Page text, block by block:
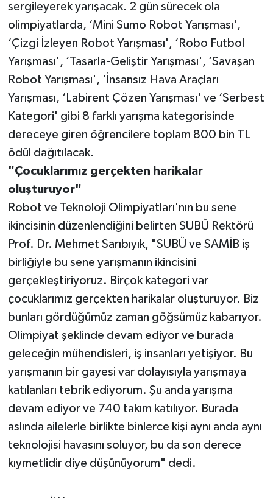
sergileyerek yarışacak. 2 gün sürecek ola
olimpiyatlarda, ‘Mini Sumo Robot Yarışması',
‘Çizgi İzleyen Robot Yarışması', ‘Robo Futbol
Yarışması', ‘Tasarla-Geliştir Yarışması', ‘Savaşan
Robot Yarışması', ‘İnsansız Hava Araçları
Yarışması, ‘Labirent Çözen Yarışması' ve ‘Serbest
Kategori' gibi 8 farklı yarışma kategorisinde
dereceye giren öğrencilere toplam 800 bin TL
ödül dağıtılacak.
"Çocuklarımız gerçekten harikalar
oluşturuyor"
Robot ve Teknoloji Olimpiyatları'nın bu sene
ikincisinin düzenlendiğini belirten SUBÜ Rektörü
Prof. Dr. Mehmet Sarıbıyık, "SUBÜ ve SAMİB iş
birliğiyle bu sene yarışmanın ikincisini
gerçekleştiriyoruz. Birçok kategori var
çocuklarımız gerçekten harikalar oluşturuyor. Biz
bunları gördüğümüz zaman göğsümüz kabarıyor.
Olimpiyat şeklinde devam ediyor ve burada
geleceğin mühendisleri, iş insanları yetişiyor. Bu
yarışmanın bir gayesi var dolayısıyla yarışmaya
katılanları tebrik ediyorum. Şu anda yarışma
devam ediyor ve 740 takım katılıyor. Burada
aslında ailelerle birlikte binlerce kişi aynı anda aynı
teknolojisi havasını soluyor, bu da son derece
kıymetlidir diye düşünüyorum" dedi.